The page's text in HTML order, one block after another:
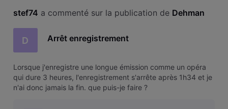
stef74 a commenté sur la publication de Dehman
D Arrêt enregistrement
Lorsque j'enregistre une longue émission comme un opéra
qui dure 3 heures, l'enregistrement s'arrête après 1h34 et je
n'ai donc jamais la fin. que puis-je faire ?